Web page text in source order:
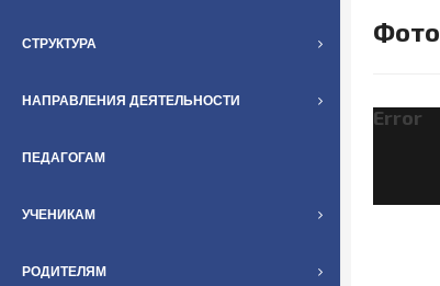
СТРУКТУРА
НАПРАВЛЕНИЯ ДЕЯТЕЛЬНОСТИ
ПЕДАГОГАМ
УЧЕНИКАМ
РОДИТЕЛЯМ
Фото
Error